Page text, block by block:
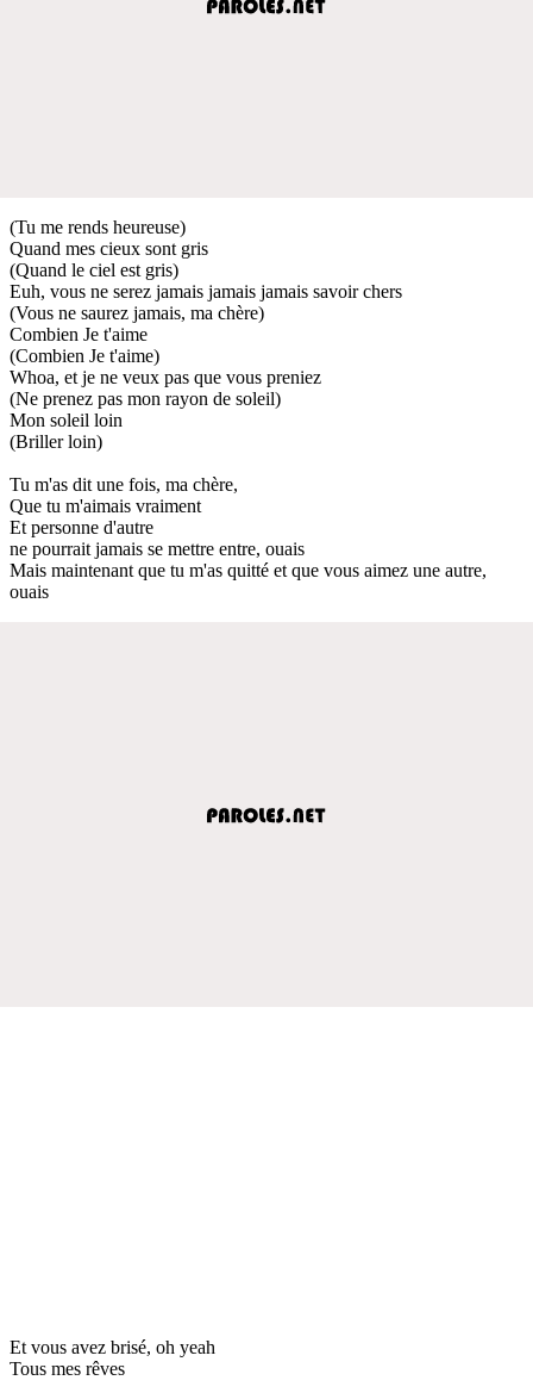
(Tu me rends heureuse)
Quand mes cieux sont gris
(Quand le ciel est gris)
Euh, vous ne serez jamais jamais jamais savoir chers
(Vous ne saurez jamais, ma chère)
Combien Je t'aime
(Combien Je t'aime)
Whoa, et je ne veux pas que vous preniez
(Ne prenez pas mon rayon de soleil)
Mon soleil loin
(Briller loin)
Tu m'as dit une fois, ma chère,
Que tu m'aimais vraiment
Et personne d'autre
ne pourrait jamais se mettre entre, ouais
Mais maintenant que tu m'as quitté et que vous aimez une autre,
ouais
Et vous avez brisé, oh yeah
Tous mes rêves